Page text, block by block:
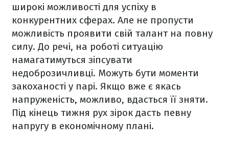
широкі можливості для успіху в
конкурентних сферах. Але не пропусти
можливість проявити свій талант на повну
силу. До речі, на роботі ситуацію
намагатимуться зіпсувати
недоброзичливці. Можуть бути моменти
закоханості у парі. Якщо вже є якась
напруженість, можливо, вдасться її зняти.
Під кінець тижня рух зірок дасть певну
напругу в економічному плані.